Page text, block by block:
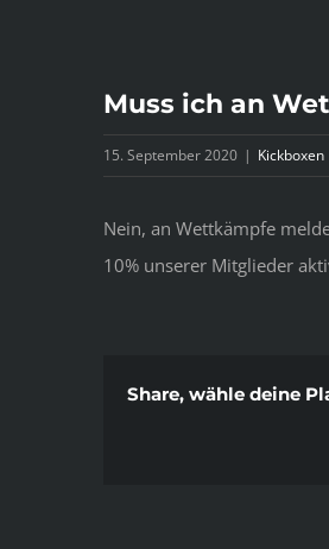
Muss ich an
15. September 2020 | Kickboxen
Nein, an Wettkämpfe
10% unserer Mitglieder
Share, wähle deine